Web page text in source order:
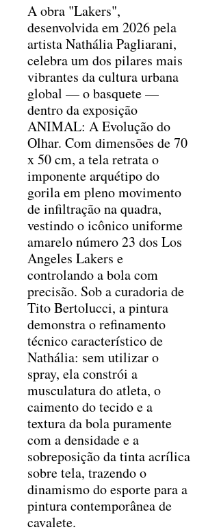
A obra "Lakers",
desenvolvida em 2026 pela
artista Nathália Pagliarani,
celebra um dos pilares mais
vibrantes da cultura urbana
global — o basquete —
dentro da exposição
ANIMAL: A Evolução do
Olhar. Com dimensões de 70
x 50 cm, a tela retrata o
imponente arquétipo do
gorila em pleno movimento
de infiltração na quadra,
vestindo o icônico uniforme
amarelo número 23 dos Los
Angeles Lakers e
controlando a bola com
precisão. Sob a curadoria de
Tito Bertolucci, a pintura
demonstra o refinamento
técnico característico de
Nathália: sem utilizar o
spray, ela constrói a
musculatura do atleta, o
caimento do tecido e a
textura da bola puramente
com a densidade e a
sobreposição da tinta acrílica
sobre tela, trazendo o
dinamismo do esporte para a
pintura contemporânea de
cavalete.